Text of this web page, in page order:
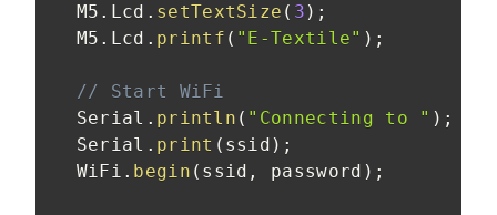
  M5
. Lcd . setTextSize ( 3 ) ;
  M5
. Lcd . printf ( "E-Textile" ) ;
// Start WiFi
  Serial
. println ( "Connecting to " ) ;
  Serial
. print ( ssid ) ;
  WiFi
. begin ( ssid , password ) ;